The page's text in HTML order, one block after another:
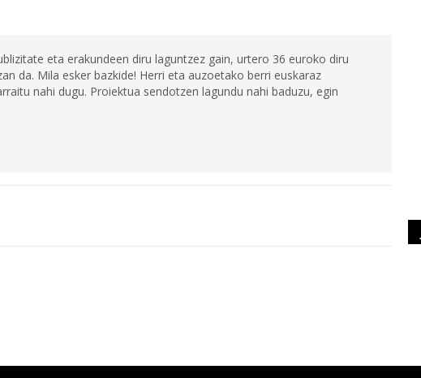
eta erakundeen diru laguntzez gain, urtero 36 euroko diru
da. Mila esker bazkide! Herri eta auzoetako berri euskaraz
nahi dugu. Proiektua sendotzen lagundu nahi baduzu, egin